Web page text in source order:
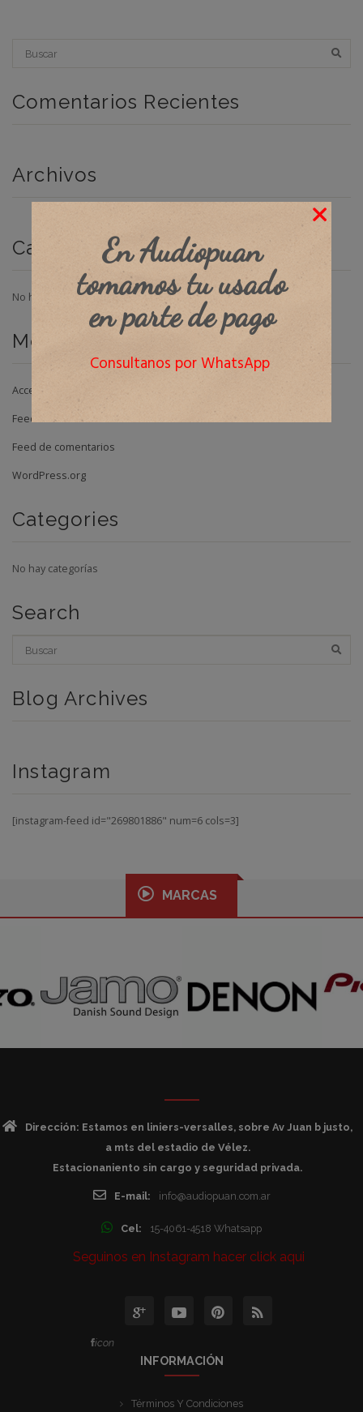
Comentarios Recientes
Archivos
Categorías
No hay categorías
Meta
Acceder
Feed de entradas
Feed de comentarios
WordPress.org
Categories
No hay categorías
Search
Blog Archives
Instagram
[instagram-feed id="269801886" num=6 cols=3]
MARCAS
Dirección: Estamos en liniers-versalles, sobre Av Juan b justo,
a mts del estadio de Vélez.
Estacionaniento sin cargo y seguridad privada.
E-mail: info@audiopuan.com.ar
Cel: 15-4061-4518 Whatsapp
Seguinos en Instagram hacer click aqui
icon
INFORMACIÓN
Términos Y Condiciones
En Audiopuan
tomamos tu usado
en parte de pago
Consultanos por WhatsApp